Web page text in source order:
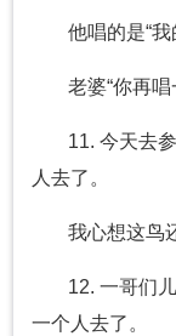
他唱的是“
老婆“你再
11. 今天去
人去了。
我心想这鸟
12. 一哥们
一个人去了。